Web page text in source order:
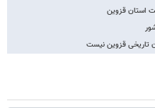
استان قزوین
تاریخی قزوین نیست